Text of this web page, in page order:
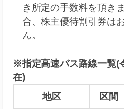
き所定の手数料を頂き
合、株主優待割引券は
ん。
※指定高速バス路線一覧(
在)
地区
区間